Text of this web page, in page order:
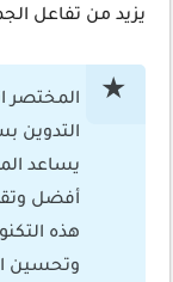
يزيد من تفاعل
المختصر
التدوين
يساعد
أفضل
هذه
وتحسين